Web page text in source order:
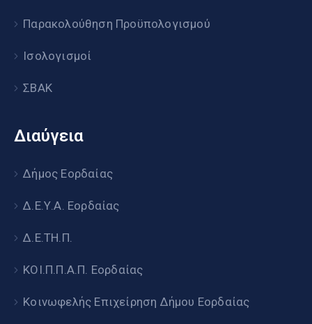
Παρακολούθηση Προϋπολογισμού
Ισολογισμοί
ΣΒΑΚ
Διαύγεια
Δήμος Εορδαίας
Δ.Ε.Υ.Α. Εορδαίας
Δ.Ε.ΤΗ.Π.
ΚΟΙ.Π.Π.Α.Π. Εορδαίας
Κοινωφελής Επιχείρηση Δήμου Εορδαίας